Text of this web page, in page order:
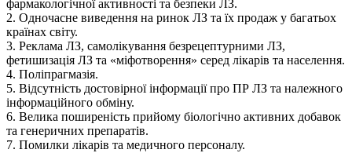
фармакологічної активності та безпеки ЛЗ.
2. Одночасне виведення на ринок ЛЗ та їх продаж у багатьох
країнах світу.
3. Реклама ЛЗ, самолікування безрецептурними ЛЗ,
фетишизація ЛЗ та «міфотворення» серед лікарів та населення.
4. Поліпрагмазія.
5. Відсутність достовірної інформації про ПР ЛЗ та належного
інформаційного обміну.
6. Велика поширеність прийому біологічно активних добавок
та генеричних препаратів.
7. Помилки лікарів та медичного персоналу.